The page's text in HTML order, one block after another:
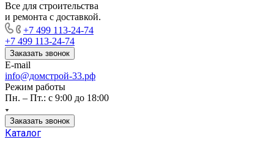
Все для строительства
и ремонта с доставкой.
+7 499 113-24-74
+7 499 113-24-74
Заказать звонок
E-mail
info@домстрой-33.рф
Режим работы
Пн. – Пт.: с 9:00 до 18:00
Заказать звонок
Каталог